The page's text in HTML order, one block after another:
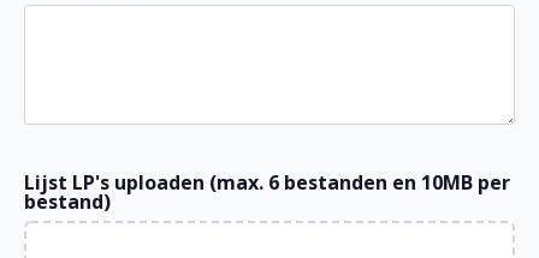
Lijst LP's uploaden (max. 6 bestanden en 10MB per
bestand)